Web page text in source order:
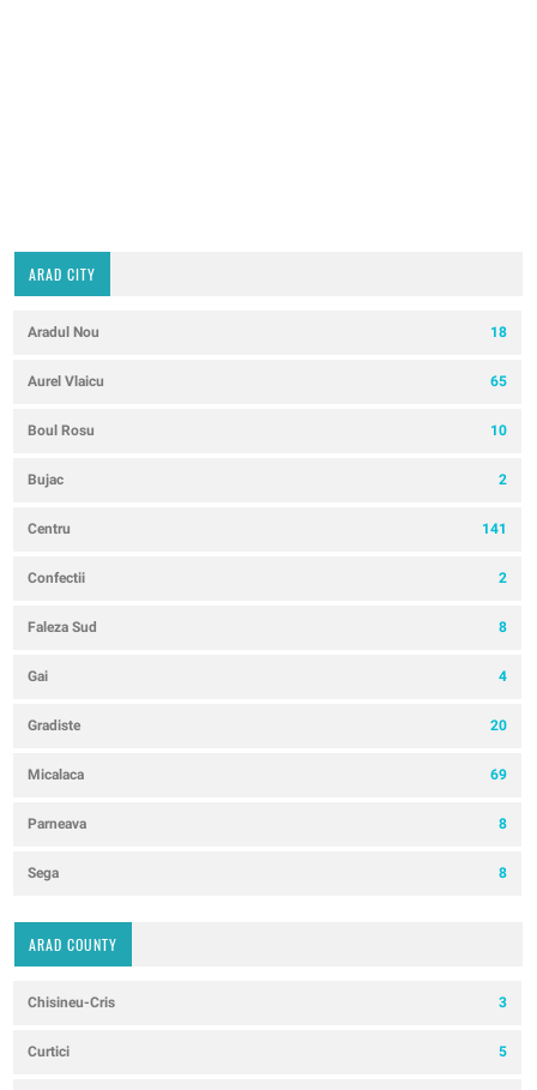
ARAD CITY
Aradul Nou 18
Aurel Vlaicu 65
Boul Rosu 10
Bujac 2
Centru 141
Confectii 2
Faleza Sud 8
Gai 4
Gradiste 20
Micalaca 69
Parneava 8
Sega 8
ARAD COUNTY
Chisineu-Cris 3
Curtici 5